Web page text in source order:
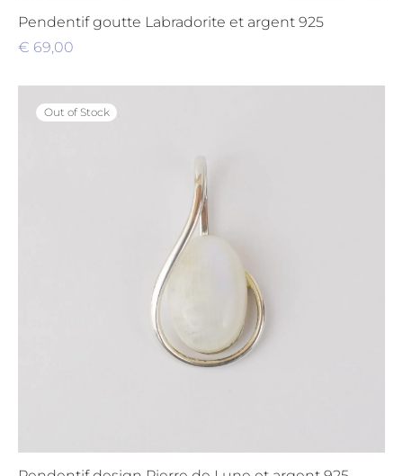
Pendentif goutte Labradorite et argent 925
€ 69,00
Out of Stock